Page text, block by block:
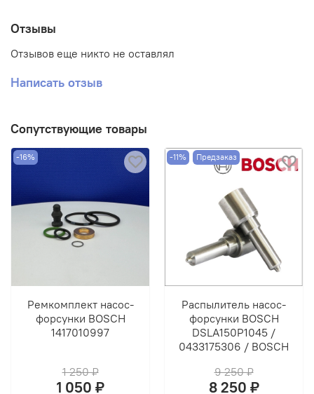
испытаний прилагается.
ВНИМАНИЕ!!! ДАННЫЙ ТОВАР ПРОДАЕТСЯ ТОЛЬКО В
Отзывы
Отзывов еще никто не оставлял
Написать отзыв
Сопутствующие товары
-16%
Ремкомплект насос-
форсунки BOSCH
1417010997
1 250 ₽
1 050 ₽
-11% Предзаказ
Распылитель насос-
форсунки BOSCH
DSLA150P1045 /
0433175306 / BOSCH
9 250 ₽
8 250 ₽